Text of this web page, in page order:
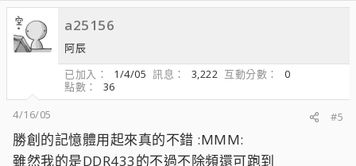
a25156
阿辰
已加入
1/4/05 訊息 3,222 互動分數
0
點數
36
4/16/05
#5
勝創的記憶體用起來真的不錯 :MMM:
雖然我的是DDR433的不過不除頻還可跑到